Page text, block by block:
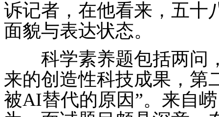
诉记者，在他看来，五十
面貌与表达状态。
科学素养题包括两问
来的创造性科技成果，第
被AI替代的原因”。来自